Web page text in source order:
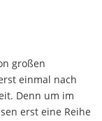
großen
einmal nach
Denn um im
erst eine Reihe